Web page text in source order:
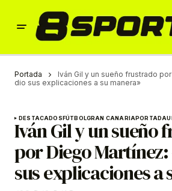
Portada
Iván Gil y un sueño frustrado
dio sus explicaciones a su manera»
DESTACADOSFÚTBOLGRAN CANARIAPORTADA
Iván Gil y un sueño
por Diego
sus explicaciones a